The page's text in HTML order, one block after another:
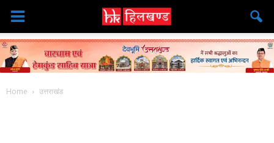
Home उत्तराखंड